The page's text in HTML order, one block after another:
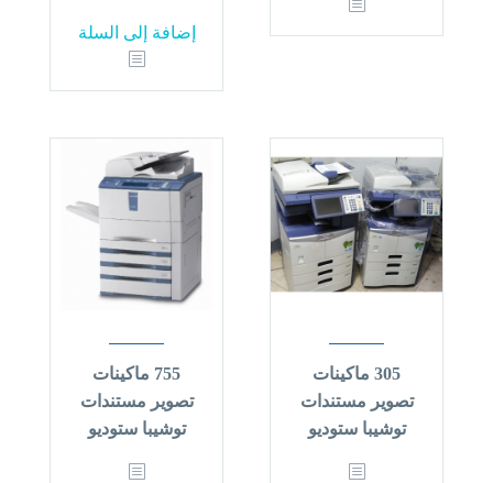
إضافة إلى السلة
305 ماكينات
تصوير مستندات
توشيبا ستوديو
755 ماكينات
تصوير مستندات
توشيبا ستوديو